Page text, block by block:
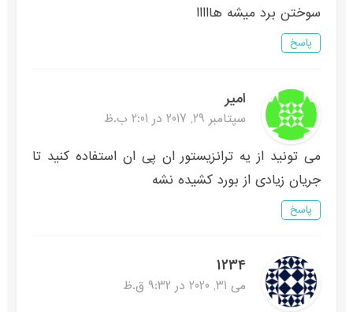
سوختن برد میشه هااااا
پاسخ
امیر
سپتامبر 29, 2017 در 2:01 ب.ظ
می تونید از یه ترانزیستور ان پی ان استفاده کنید تا
جریان زیادی از بورد کشیده نشه
پاسخ
1234
می 31, 2020 در 9:32 ق.ظ